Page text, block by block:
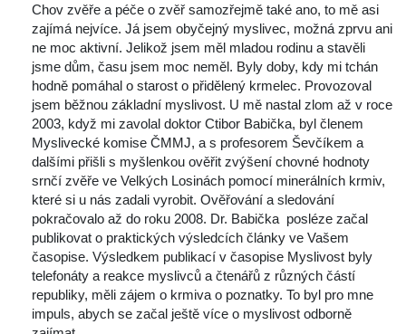
Chov zvěře a péče o zvěř samozřejmě také ano, to mě asi
zajímá nejvíce. Já jsem obyčejný myslivec, možná zprvu ani
ne moc aktivní. Jelikož jsem měl mladou rodinu a stavěli
jsme dům, času jsem moc neměl. Byly doby, kdy mi tchán
hodně pomáhal o starost o přidělený krmelec. Provozoval
jsem běžnou základní myslivost. U mě nastal zlom až v roce
2003, když mi zavolal doktor Ctibor Babička, byl členem
Myslivecké komise ČMMJ, a s profesorem Ševčíkem a
dalšími přišli s myšlenkou ověřit zvýšení chovné hodnoty
rnčí zvěře ve Velkých Losinách pomocí minerálních krmiv,
které si u nás zadali vyrobit. Ověřování a sledování
pokračovalo až do roku 2008. Dr. Babička posléze začal
publikovat o praktických výsledcích články ve Vašem
časopise. Výsledkem publikací v časopise Myslivost byly
telefonáty a reakce myslivců a čtenářů z různých částí
republiky, měli zájem o krmiva o poznatky. To byl pro mne
impuls, abych se začal ještě více o myslivost odborně